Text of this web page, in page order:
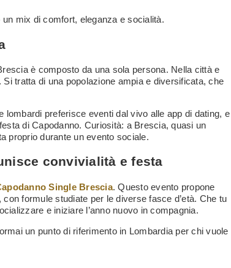
mix di comfort, eleganza e socialità.
è composto da una sola persona. Nella città e
. Si tratta di una popolazione ampia e diversificata, che
lombardi preferisce eventi dal vivo alle app di dating, e
di Capodanno. Curiosità: a Brescia, quasi un
proprio durante un evento sociale.
convivialità e festa
Single Brescia. Questo evento propone
formule studiate per le diverse fasce d’età. Che tu
e iniziare l’anno nuovo in compagnia.
un punto di riferimento in Lombardia per chi vuole